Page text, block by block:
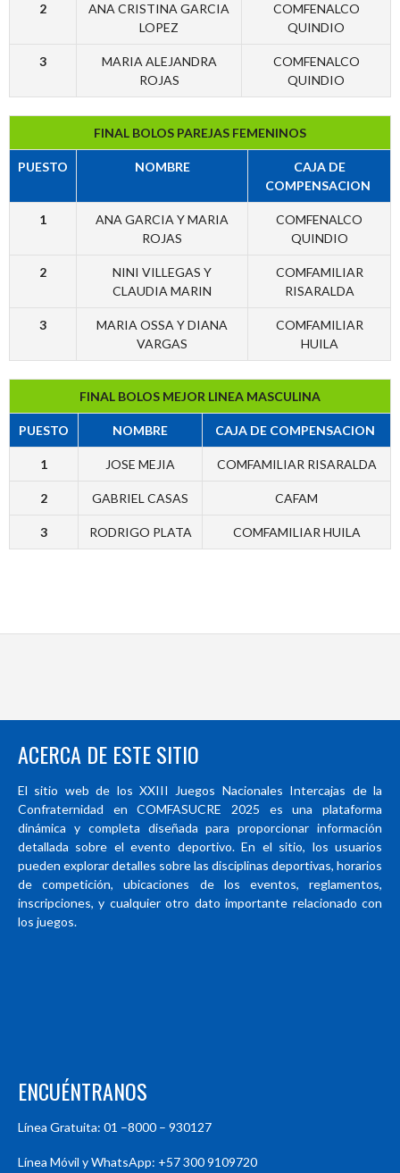
2
ANA CRISTINA GARCIA
LOPEZ
COMFENALCO
QUINDIO
3
MARIA ALEJANDRA
ROJAS
COMFENALCO
QUINDIO
FINAL BOLOS PAREJAS FEMENINOS
PUESTO NOMBRE
CAJA DE
COMPENSACION
1
ANA GARCIA Y MARIA
ROJAS
COMFENALCO
QUINDIO
2
NINI VILLEGAS Y
CLAUDIA MARIN
COMFAMILIAR
RISARALDA
3
MARIA OSSA Y DIANA
VARGAS
COMFAMILIAR
HUILA
FINAL BOLOS MEJOR LINEA MASCULINA
PUESTO NOMBRE CAJA DE COMPENSACION
1 JOSE MEJIA COMFAMILIAR RISARALDA
2 GABRIEL CASAS CAFAM
3 RODRIGO PLATA COMFAMILIAR HUILA
ACERCA DE ESTE SITIO
El sitio web de los XXIII Juegos Nacionales Intercajas de la
Confraternidad en COMFASUCRE 2025 es una plataforma
dinámica y completa diseñada para proporcionar información
detallada sobre el evento deportivo. En el sitio, los usuarios
pueden explorar detalles sobre las disciplinas deportivas, horarios
de competición, ubicaciones de los eventos, reglamentos,
inscripciones, y cualquier otro dato importante relacionado con
los juegos.
ENCUÉNTRANOS
Línea Gratuita: 01 –8000 – 930127
Línea Móvil y WhatsApp: +57 300 9109720